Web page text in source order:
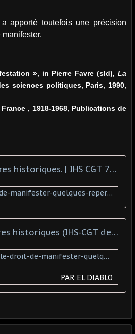
apporté toutefois une précision
», in Pierre Favre (sld),La
sciences politiques, Paris, 1990,
, 1918-1968, Publications de
Sur le droit de manifester: quelques repères historiques. | IHS CGT 76 - LE FIL ROUGE
http://www.ihscgt76-lefilrouge.fr/sur-le-droit-de-manifester-quelques-reperes-historiques/
Sur le droit de manifester, quelques repères historiques (IHS-CGT de Seine-Maritime) - Action communiste
http://www.actioncommuniste.fr/2016/07/sur-le-droit-de-manifester-quelques-r
PAR EL DIABLO